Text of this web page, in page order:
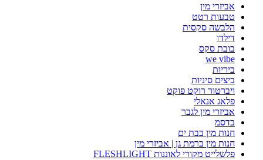
אביזרי מין
טבעות רטט
הלבשה סקסית
דילדו
בובת סקס
we vibe
ביריות
ביצים סיניות
ויברטור רוקט פוקט
פלאג אנאלי
אביזרי מין לגבר
בדסמ
חנות מין בבת ים
חנות מין ברמת גן | אביזרי מין
פלשלייט מקורי לאוננות FLESHLIGHT